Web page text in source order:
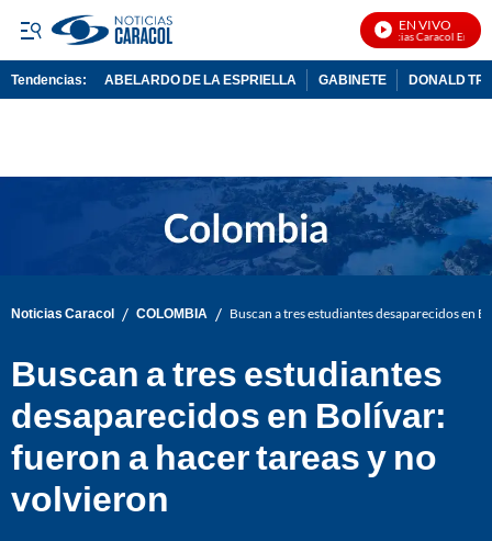
EN VIVO
Noticias Caracol En Vivo
Tendencias: ABELARDO DE LA ESPRIELLA GABINETE DONALD
Noticias Caracol / COLOMBIA / Buscan a tres estudiantes desaparecidos en
Buscan a tres estudiantes
desaparecidos en Bolívar:
fueron a hacer tareas y no
volvieron